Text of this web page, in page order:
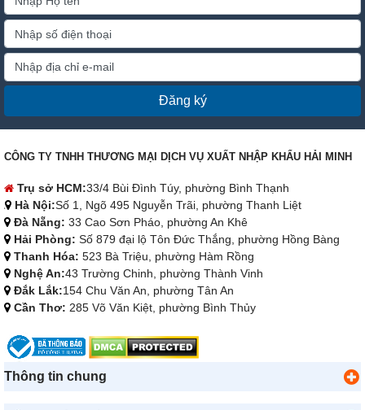
Đăng ký
CÔNG TY TNHH THƯƠNG MẠI DỊCH VỤ XUẤT NHẬP KHẨU HẢI MINH
Trụ sở HCM:33/4 Bùi Đình Túy, phường Bình Thạnh
Hà Nội:Số 1, Ngõ 495 Nguyễn Trãi, phường Thanh Liệt
Đà Nẵng: 33 Cao Sơn Pháo, phường An Khê
Hải Phòng: Số 879 đại lộ Tôn Đức Thắng, phường Hồng Bàng
Thanh Hóa: 523 Bà Triệu, phường Hàm Rồng
Nghệ An:43 Trường Chinh, phường Thành Vinh
Đắk Lắk:154 Chu Văn An, phường Tân An
Cần Thơ: 285 Võ Văn Kiệt, phường Bình Thủy
Thông tin chung